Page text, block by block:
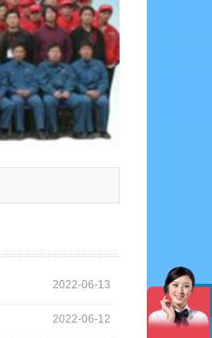
2022-06-13
2022-06-12